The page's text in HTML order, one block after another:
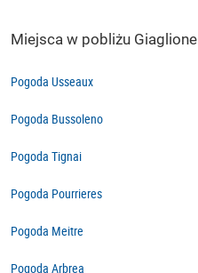
Miejsca w pobliżu Giaglione
Pogoda Usseaux
Pogoda Bussoleno
Pogoda Tignai
Pogoda Pourrieres
Pogoda Meitre
Pogoda Arbrea